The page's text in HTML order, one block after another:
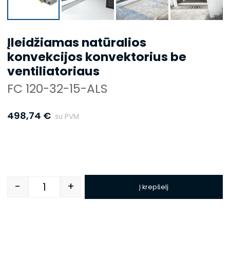
Įleidžiamas natūralios
konvekcijos konvektorius be
ventiliatoriaus
FC 120-32-15-ALS
498,74 € su PVM
Quantity
- + Į krepšelį